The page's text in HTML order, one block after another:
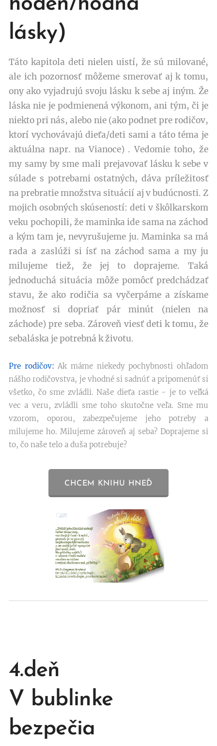
lásky)
Táto kapitola deti nielen uistí, že sú milované,
ale ich pozornosť môžeme smerovať aj k tomu,
ony ako vyjadrujú svoju lásku k sebe aj iným. Že
láska nie je podmienená výkonom, ani tým, či je
niekto pri nás, alebo nie (ako podnet pre rodičov,
ktorí vychovávajú dieťa/deti sami a táto téma je
aktuálna napr. na Vianoce) . Vedomie toho, že
my samy by sme mali prejavovať lásku k sebe v
súlade s potrebami ostatných, dáva príležitosť
na prebratie množstva situácií aj v budúcnosti. Z
mojich osobných skúseností: deti v škôlkarskom
veku pochopili, že maminka ide sama na záchod
a kým tam je, nevyrušujeme ju. Maminka sa má
rada a zaslúži si ísť na záchod sama a my ju
milujeme tiež, že jej to doprajeme. Taká
jednoduchá situácia môže pomôcť predchádzať
stavu, že ako rodičia sa vyčerpáme a získame
možnosť si dopriať pár minút (nielen na
záchode) pre seba. Zároveň viesť deti k tomu, že
sebaláska je potrebná k životu.
Pre rodičov: Ak máme niekedy pochybnosti ohľadom
nášho rodičovstva, je vhodné si sadnúť a pripomenúť si
všetko, čo sme zvládli. Naše dieťa rastie - je to veľká
vec a veru, zvládli sme toho skutočne veľa. Sme mu
vzorom, oporou, zabezpečujeme jeho potreby a
milujeme ho. Milujeme zároveň aj seba? Doprajeme si
to, čo naše telo a duša potrebuje?
CHCEM KNIHU HNEĎ
4.deň
V bublinke
bezpečia